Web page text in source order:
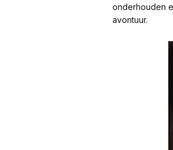
onderhouden
avontuur.